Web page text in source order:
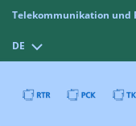
Telekommunikation und
DE